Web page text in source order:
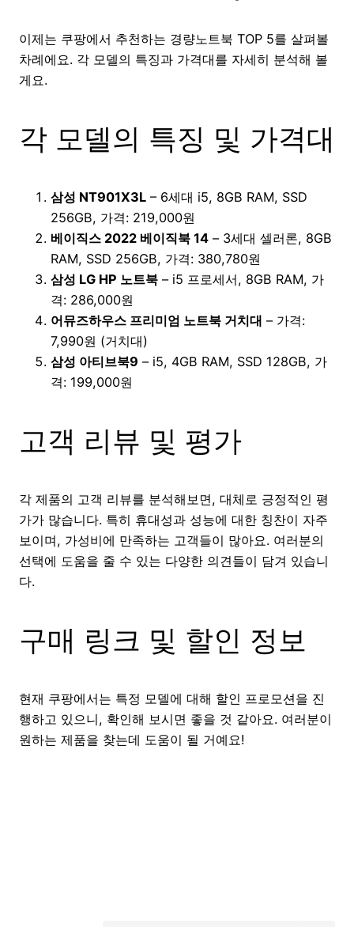
이제는 쿠팡에서 추천하는 경량노트북 TOP 5를 살펴볼
차례에요. 각 모델의 특징과 가격대를 자세히 분석해 볼
게요.
각 모델의 특징 및 가격대
삼성 NT901X3L – 6세대 i5, 8GB RAM, SSD
256GB, 가격: 219,000원
베이직스 2022 베이직북 14 – 3세대 셀러론, 8GB
RAM, SSD 256GB, 가격: 380,780원
삼성 LG HP 노트북 – i5 프로세서, 8GB RAM, 가
격: 286,000원
어뮤즈하우스 프리미엄 노트북 거치대 – 가격:
7,990원 (거치대)
삼성 아티브북9 – i5, 4GB RAM, SSD 128GB, 가
격: 199,000원
고객 리뷰 및 평가
각 제품의 고객 리뷰를 분석해보면, 대체로 긍정적인 평
가가 많습니다. 특히 휴대성과 성능에 대한 칭찬이 자주
보이며, 가성비에 만족하는 고객들이 많아요. 여러분의
선택에 도움을 줄 수 있는 다양한 의견들이 담겨 있습니
다.
구매 링크 및 할인 정보
현재 쿠팡에서는 특정 모델에 대해 할인 프로모션을 진
행하고 있으니, 확인해 보시면 좋을 것 같아요. 여러분이
원하는 제품을 찾는데 도움이 될 거예요!